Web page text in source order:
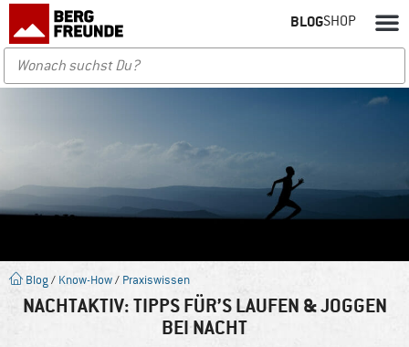
BLOGSHOP
Blog / Know-How/ Praxiswissen
NACHTAKTIV: TIPPS FÜR’S LAUFEN & JOGGEN
BEI NACHT